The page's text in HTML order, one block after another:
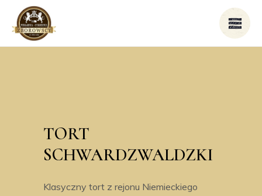
TORT
SCHWARDZWALDZKI
Klasyczny tort z rejonu Niemieckiego